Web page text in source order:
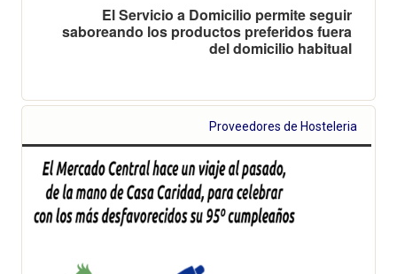
El Servicio a Domicilio permite seguir
saboreando los productos preferidos fuera
del domicilio habitual
Proveedores de Hosteleria